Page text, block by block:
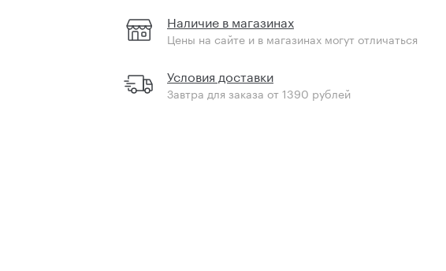
Наличие в магазинах
Цены на сайте и в магазинах могут отличаться
Условия доставки
Завтра для заказа от 1390 рублей